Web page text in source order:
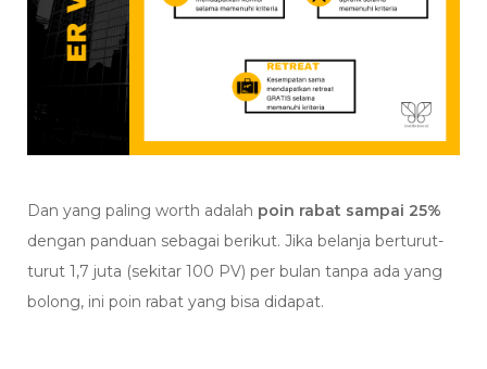
Dan yang paling worth adalah poin rabat sampai 25%
dengan panduan sebagai berikut. Jika belanja berturut-
turut 1,7 juta (sekitar 100 PV) per bulan tanpa ada yang
bolong, ini poin rabat yang bisa didapat.